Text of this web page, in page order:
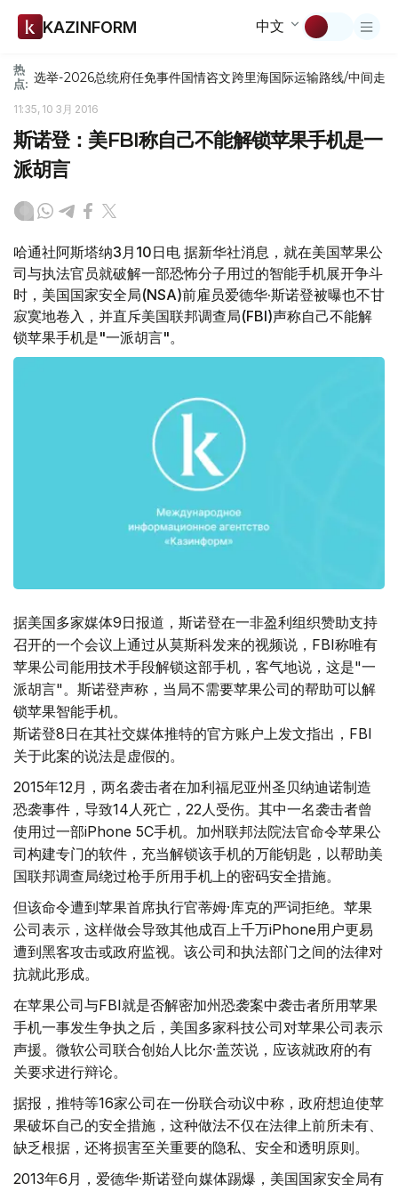
KAZINFORM 中文
热
点: 选举-2026总统府任免事件国情咨文跨里海国际运输路线/中间走廊
11:35, 10 3月 2016
斯诺登：美FBI称自己不能解锁苹果手机是一
派胡言
哈通社阿斯塔纳3月10日电 据新华社消息，就在美国苹果公
司与执法官员就破解一部恐怖分子用过的智能手机展开争斗
时，美国国家安全局(NSA)前雇员爱德华·斯诺登被曝也不甘
寂寞地卷入，并直斥美国联邦调查局(FBI)声称自己不能解
锁苹果手机是"一派胡言"。
据美国多家媒体9日报道，斯诺登在一非盈利组织赞助支持
召开的一个会议上通过从莫斯科发来的视频说，FBI称唯有
苹果公司能用技术手段解锁这部手机，客气地说，这是"一
派胡言"。斯诺登声称，当局不需要苹果公司的帮助可以解
锁苹果智能手机。
斯诺登8日在其社交媒体推特的官方账户上发文指出，FBI
关于此案的说法是虚假的。
2015年12月，两名袭击者在加利福尼亚州圣贝纳迪诺制造
恐袭事件，导致14人死亡，22人受伤。其中一名袭击者曾
使用过一部iPhone 5C手机。加州联邦法院法官命令苹果公
司构建专门的软件，充当解锁该手机的万能钥匙，以帮助美
国联邦调查局绕过枪手所用手机上的密码安全措施。
但该命令遭到苹果首席执行官蒂姆·库克的严词拒绝。苹果
公司表示，这样做会导致其他成百上千万iPhone用户更易
遭到黑客攻击或政府监视。该公司和执法部门之间的法律对
抗就此形成。
在苹果公司与FBI就是否解密加州恐袭案中袭击者所用苹果
手机一事发生争执之后，美国多家科技公司对苹果公司表示
声援。微软公司联合创始人比尔·盖茨说，应该就政府的有
关要求进行辩论。
据报，推特等16家公司在一份联合动议中称，政府想迫使苹
果破坏自己的安全措施，这种做法不仅在法律上前所未有、
缺乏根据，还将损害至关重要的隐私、安全和透明原则。
2013年6月，爱德华·斯诺登向媒体踢爆，美国国家安全局有